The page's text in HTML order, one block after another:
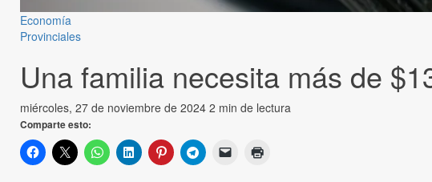
Economía
Provinciales
Una familia necesita más de
miércoles, 27 de noviembre de 2024 2 min de lectura
Comparte esto: